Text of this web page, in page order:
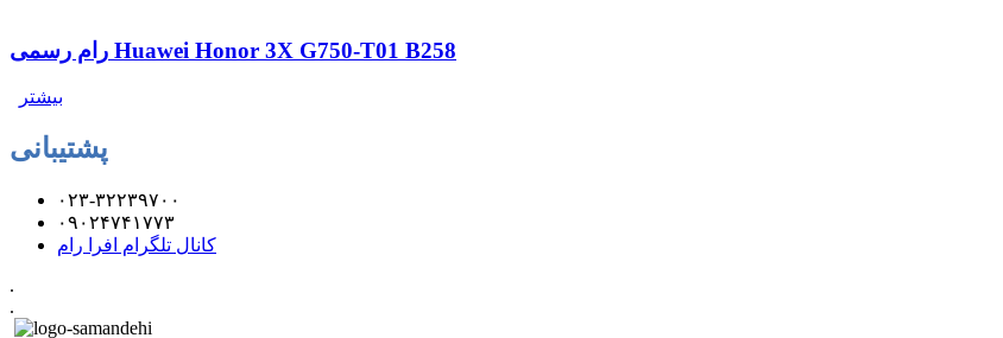
رام رسمی Huawei Honor 3X G750-T01 B258
بیشتر
پشتیبانی
۰۲۳-۳۲۲۳۹۷۰۰
۰۹۰۲۴۷۴۱۷۷۳
کانال تلگرام افرا رام
.
.